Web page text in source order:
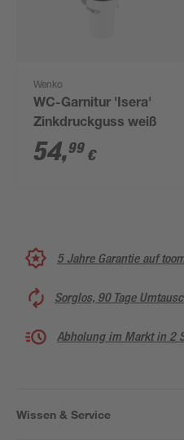
Wenko
WC-Garnitur 'Isera'
Zinkdruckguss weiß
54,99 €
5 Jahre Garantie auf
Sorglos, 90 Tage
Abholung im Markt in 2
Wissen & Service